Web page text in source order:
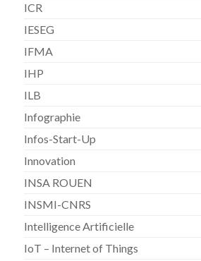
ICR
IESEG
IFMA
IHP
ILB
Infographie
Infos-Start-Up
Innovation
INSA ROUEN
INSMI-CNRS
Intelligence Artificielle
IoT – Internet of Things